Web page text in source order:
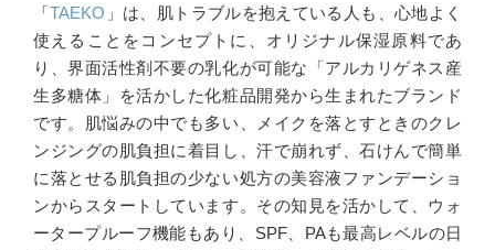
「TAEKO 」は、肌トラブルを抱えている人も、心地よく
使えることをコンセプトに、オリジナル保湿原料であ
り、界面活性剤不要の乳化が可能な「アルカリゲネス産
生多糖体」を活かした化粧品開発から生まれたブランド
です。肌悩みの中でも多い、メイクを落とすときのクレ
ンジングの肌負担に着目し、汗で崩れず、石けんで簡単
に落とせる肌負担の少ない処方の美容液ファンデーショ
ンからスタートしています。その知見を活かして、ウォ
ータープルーフ機能もあり、SPF、PAも最高レベルの日